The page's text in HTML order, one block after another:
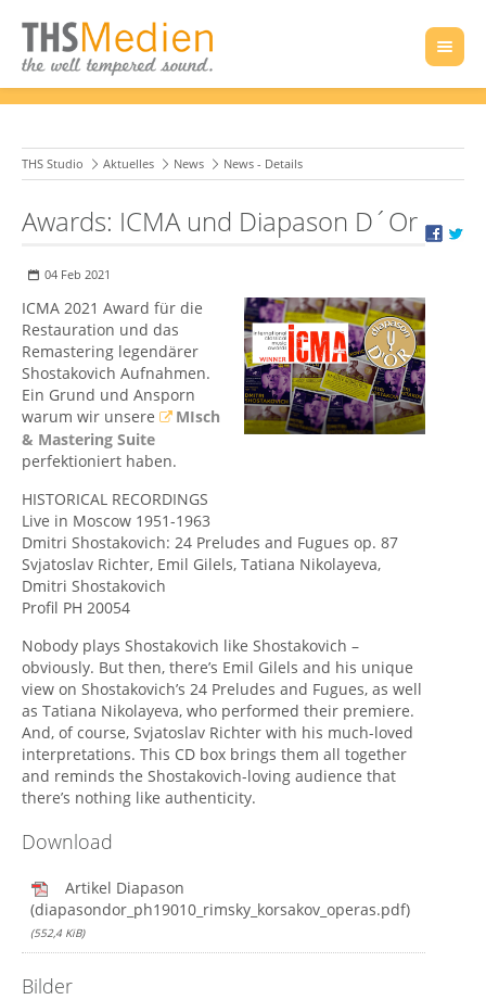
THS Studio Aktuelles News News - Details
Awards: ICMA und Diapason D´Or
04 Feb 2021
ICMA 2021 Award für die
Restauration und das
Remastering legendärer
Shostakovich Aufnahmen.
Ein Grund und Ansporn
warum wir unsere
MIsch
& Mastering Suite
perfektioniert haben.
HISTORICAL RECORDINGS
Live in Moscow 1951-1963
Dmitri Shostakovich: 24 Preludes and Fugues op. 87
Svjatoslav Richter, Emil Gilels, Tatiana Nikolayeva,
Dmitri Shostakovich
Profil PH 20054
Nobody plays Shostakovich like Shostakovich –
obviously. But then, there’s Emil Gilels and his unique
view on Shostakovich’s 24 Preludes and Fugues, as well
as Tatiana Nikolayeva, who performed their premiere.
And, of course, Svjatoslav Richter with his much-loved
interpretations. This CD box brings them all together
and reminds the Shostakovich-loving audience that
there’s nothing like authenticity.
Download
Artikel Diapason
(diapasondor_ph19010_rimsky_korsakov_operas.pdf)
(552,4 KiB)
Bilder